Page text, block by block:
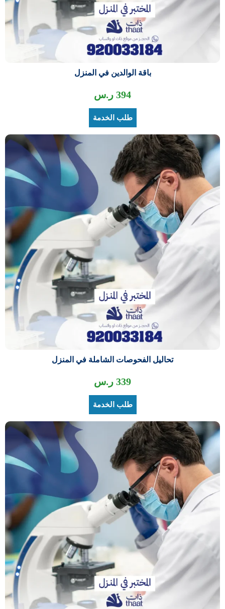
باقة الوالدين في المنزل
394 ر.س
طلب الخدمة
تحاليل الفحوصات الشاملة في المنزل
339 ر.س
طلب الخدمة